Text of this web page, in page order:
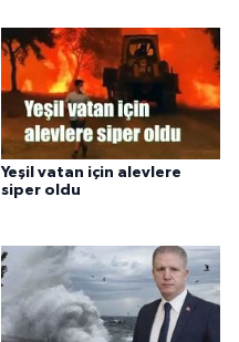
Yeşil vatan için alevlere
siper oldu